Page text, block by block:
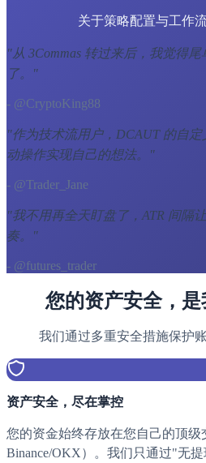
关于策略配置与工作
"从 3Commas 转过来后，我觉得
了。
"
- @CryptoKing88
"作为技术流用户，DCAUT 的自
动操作实现自己的想法。
"
- @Trader_Jane
"我不用再全天盯盘了，ATR 间隔
奏。
"
- @futures_trader
您的资产安全，
我们通过多重安全措施保护
资产安全，尽在掌控
您的资金始终存放在您自己的顶级
Binance/OKX）。我们只通过"无